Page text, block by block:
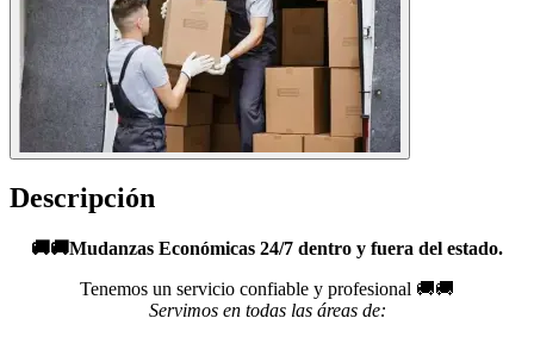
Descripción
🚚🚚Mudanzas Económicas 24/7 dentro y fuera del estado.
Tenemos un servicio confiable y profesional 🚚🚚
Servimos en todas las áreas de: